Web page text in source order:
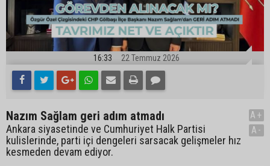
16:33 22 Temmuz 2026
Nazım Sağlam geri adım atmadı
Ankara siyasetinde ve Cumhuriyet Halk Partisi
kulislerinde, parti içi dengeleri sarsacak gelişmeler hız
kesmeden devam ediyor.
A+
A-